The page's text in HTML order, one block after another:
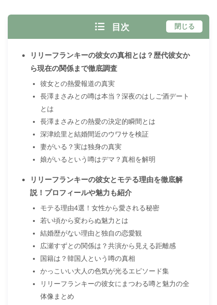
目次 閉じる
リリーフランキーの彼女の真相とは？歴代彼女か
ら現在の関係まで徹底調査
彼女との熱愛報道の真実
長澤まさみとの噂は本当？深夜のはしご酒デート
とは
長澤まさみとの熱愛の決定的瞬間とは
深津絵里と結婚間近のウワサを検証
妻がいる？実は独身の真実
娘がいるという噂はデマ？真相を解明
リリーフランキーの彼女とモテる理由を徹底解
説！プロフィールや魅力も紹介
モテる理由4選！女性から愛される秘密
若い頃から変わらぬ魅力とは
結婚歴がない理由と独自の恋愛観
広瀬すずとの関係は？共演から見える距離感
国籍は？韓国人という噂の真相
かっこいい大人の色気が光るエピソード集
リリーフランキーの彼女にまつわる噂と魅力の全
体像まとめ